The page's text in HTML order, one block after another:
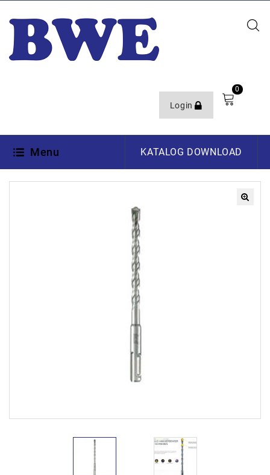
Login
0
Menu KATALOG DOWNLOAD